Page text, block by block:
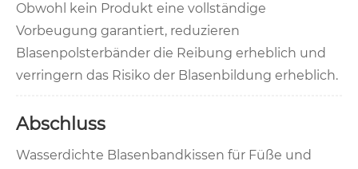
Obwohl kein Produkt eine vollständige
Vorbeugung garantiert, reduzieren
Blasenpolsterbänder die Reibung erheblich und
verringern das Risiko der Blasenbildung erheblich.
Abschluss
Wasserdichte Blasenbandkissen für Füße und